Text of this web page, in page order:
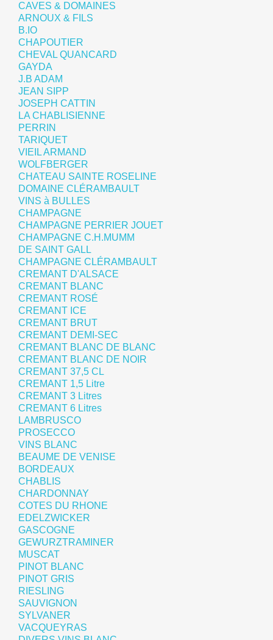
CAVES & DOMAINES
ARNOUX & FILS
B.IO
CHAPOUTIER
CHEVAL QUANCARD
GAYDA
J.B ADAM
JEAN SIPP
JOSEPH CATTIN
LA CHABLISIENNE
PERRIN
TARIQUET
VIEIL ARMAND
WOLFBERGER
CHATEAU SAINTE ROSELINE
DOMAINE CLÉRAMBAULT
VINS à BULLES
CHAMPAGNE
CHAMPAGNE PERRIER JOUET
CHAMPAGNE C.H.MUMM
DE SAINT GALL
CHAMPAGNE CLÉRAMBAULT
CREMANT D'ALSACE
CREMANT BLANC
CREMANT ROSÉ
CREMANT ICE
CREMANT BRUT
CREMANT DEMI-SEC
CREMANT BLANC DE BLANC
CREMANT BLANC DE NOIR
CREMANT 37,5 CL
CREMANT 1,5 Litre
CREMANT 3 Litres
CREMANT 6 Litres
LAMBRUSCO
PROSECCO
VINS BLANC
BEAUME DE VENISE
BORDEAUX
CHABLIS
CHARDONNAY
COTES DU RHONE
EDELZWICKER
GASCOGNE
GEWURZTRAMINER
MUSCAT
PINOT BLANC
PINOT GRIS
RIESLING
SAUVIGNON
SYLVANER
VACQUEYRAS